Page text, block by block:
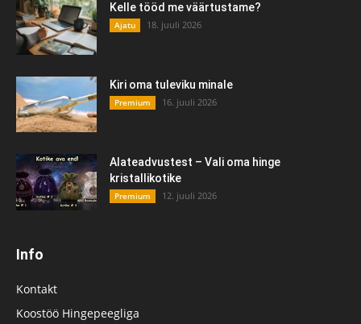
Kelle tööd me väärtustame?
Ajatu 18. juuli 2026
Kiri oma tuleviku minale
Premium 16. juuli 2026
Alateadvustest – Vali oma hinge
kristallikotike
Premium 12. juuli 2026
Info
Kontakt
Koostöö Hingepeegliga